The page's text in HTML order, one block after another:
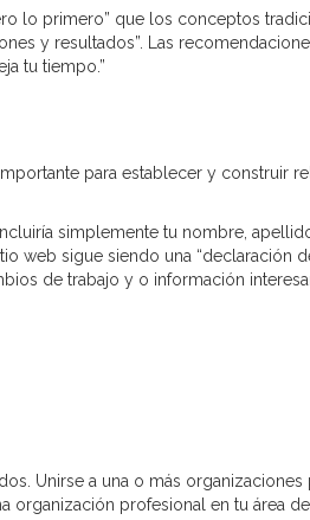
lo primero” que los conceptos
y resultados”. Las
tu tiempo.”
para establecer y construir
simplemente tu nombre,
sigue siendo una “declaración
de trabajo y o información
Unirse a una o más
organización profesional en tu área de